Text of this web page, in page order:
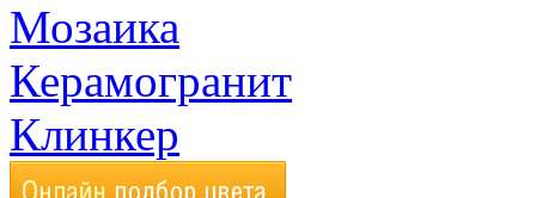
Мозаика
Керамогранит
Клинкер